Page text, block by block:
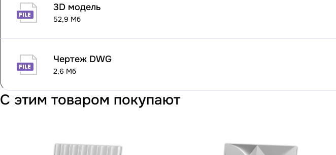
3D модель
52,9 Мб
Чертеж DWG
2,6 Мб
С этим товаром покупают